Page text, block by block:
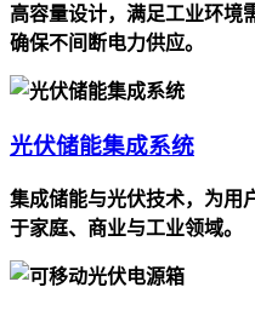
高容量设计，满足工业环境
确保不间断电力供应。
光伏储能集成系统
集成储能与光伏技术，为用
于家庭、商业与工业领域。